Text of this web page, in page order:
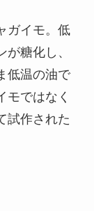
ガイモ。低
糖化し、
低温の油で
モではなく
試作された